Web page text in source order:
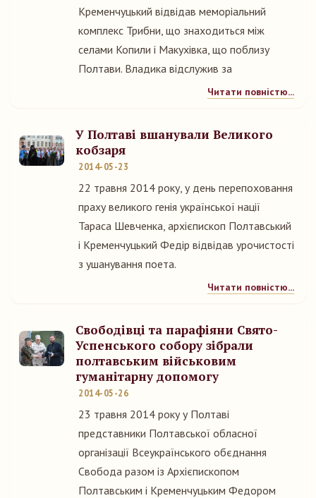
Кременчуцький відвідав меморіальний
комплекс Трибни, що знаходиться між
селами Копили і Макухівка, що поблизу
Полтави. Владика відслужив за
Читати повністю...
У Полтаві вшанували Великого
кобзаря
2014-05-23
22 травня 2014 року, у день перепоховання
праху великого генія української нації
Тараса Шевченка, архієпископ Полтавський
і Кременчуцький Федір відвідав урочистості
з ушанування поета.
Читати повністю...
Свободівці та парафіяни Свято-
Успенського собору зібрали
полтавським військовим
гуманітарну допомогу
2014-05-26
23 травня 2014 року у Полтаві
представники Полтавської обласної
організації Всеукраїнського обєднання
Свобода разом із Архієпископом
Полтавським і Кременчуцьким Федором